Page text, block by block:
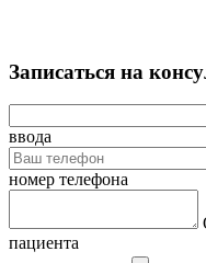
Записаться на
ввода
номер телефона
пациента